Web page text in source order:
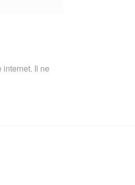
internet. Il ne